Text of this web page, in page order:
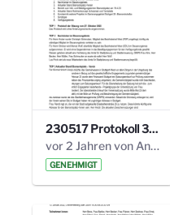
230517 Protokoll 35. Steuerungskreis.pdf
vor 2 Jahren von Anni Schlumberger
GENEHMIGT